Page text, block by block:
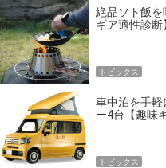
絶品ソト飯を
ギア適性診断
トピックス
車中泊を手
ー4台【趣味
トピックス